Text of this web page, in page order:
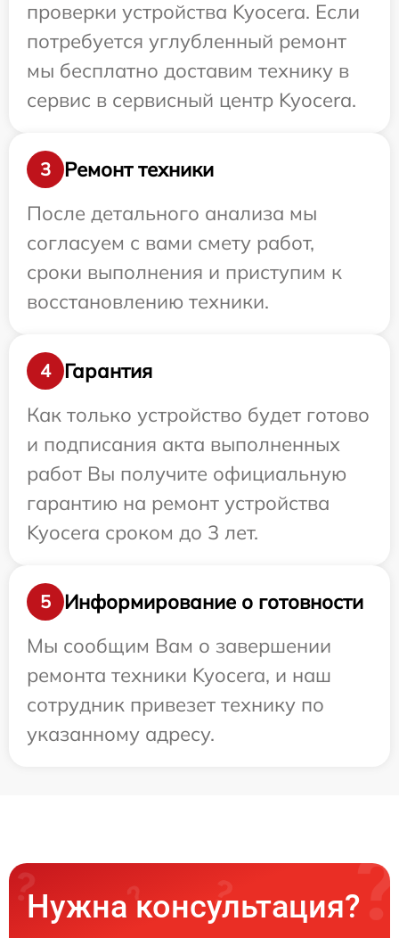
проверки устройства Kyocera. Если
потребуется углубленный ремонт
мы бесплатно доставим технику в
сервис в сервисный центр Kyocera.
3
Ремонт техники
После детального анализа мы
согласуем с вами смету работ,
сроки выполнения и приступим к
восстановлению техники.
4
Гарантия
Как только устройство будет готово
и подписания акта выполненных
работ Вы получите официальную
гарантию на ремонт устройства
Kyocera сроком до 3 лет.
5
Информирование о готовности
Мы сообщим Вам о завершении
ремонта техники Kyocera, и наш
сотрудник привезет технику по
указанному адресу.
Нужна консультация?